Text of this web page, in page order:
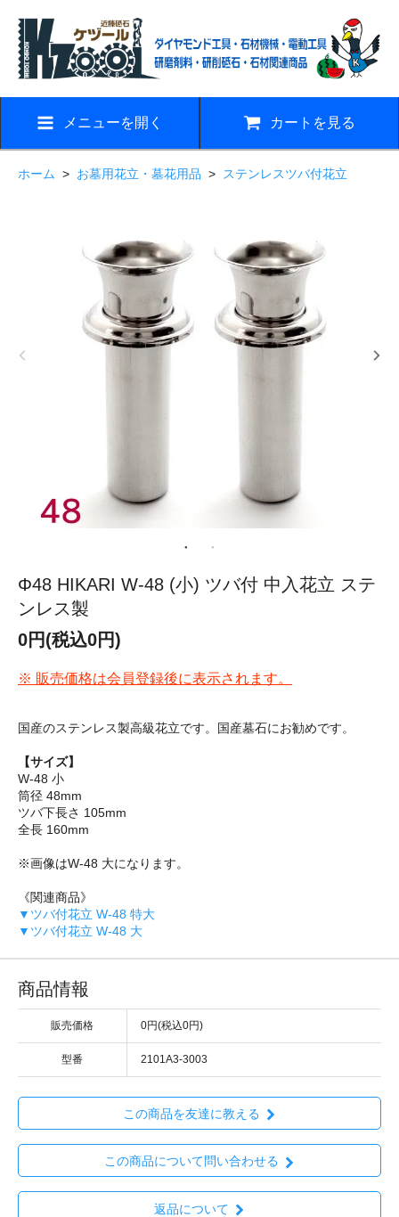
メニューを開く カートを見る
ホーム > お墓用花立・墓花用品 > ステンレスツバ付花立
Φ48 HIKARI W-48 (小) ツバ付 中入花立 ステ
ンレス製
0円(税込0円)
※ 販売価格は会員登録後に表示されます。
国産のステンレス製高級花立です。国産墓石にお勧めです。
【サイズ】
W-48 小
筒径 48mm
ツバ下長さ 105mm
全長 160mm
※画像はW-48 大になります。
《関連商品》
▼ツバ付花立 W-48 特大
▼ツバ付花立 W-48 大
商品情報
販売価格 0円(税込0円)
型番 2101A3-3003
この商品を友達に教える
この商品について問い合わせる
返品について